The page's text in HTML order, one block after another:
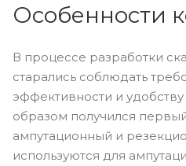
Особенности
В процессе разработки
старались соблюдать
эффективности и
образом получился
ампутационный и
используются для